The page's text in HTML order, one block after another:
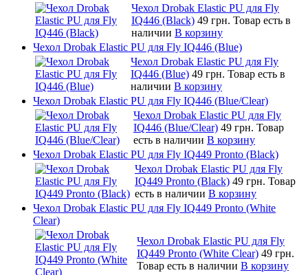
Чехол Drobak Elastic PU для Fly
IQ446 (Black) 49 грн. Товар есть в
наличии В корзину
Чехол Drobak Elastic PU для Fly IQ446 (Blue)
Чехол Drobak Elastic PU для Fly
IQ446 (Blue) 49 грн. Товар есть в
наличии В корзину
Чехол Drobak Elastic PU для Fly IQ446 (Blue/Сlear)
Чехол Drobak Elastic PU для Fly
IQ446 (Blue/Сlear) 49 грн. Товар
есть в наличии В корзину
Чехол Drobak Elastic PU для Fly IQ449 Pronto (Black)
Чехол Drobak Elastic PU для Fly
IQ449 Pronto (Black) 49 грн. Товар
есть в наличии В корзину
Чехол Drobak Elastic PU для Fly IQ449 Pronto (White
Clear)
Чехол Drobak Elastic PU для Fly
IQ449 Pronto (White Clear) 49 грн.
Товар есть в наличии В корзину